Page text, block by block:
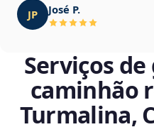
JP José P.
Serviços
caminhão
Turmalina,